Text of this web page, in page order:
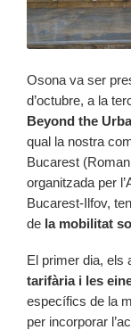
Osona va ser
d’octubre, a la
Beyond the
qual la nostra
Bucarest
organitzada per
Bucarest-Ilfov,
de la mobilitat
El primer dia, els
tarifària i les
específics de la
per incorporar